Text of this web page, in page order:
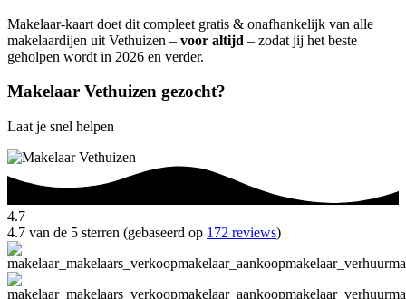
Makelaar-kaart doet dit compleet gratis & onafhankelijk van alle
makelaardijen uit Vethuizen – voor altijd – zodat jij het beste
geholpen wordt in 2026 en verder.
Makelaar Vethuizen gezocht?
Laat je snel helpen
4.7
4.7 van de 5 sterren (gebaseerd op 172 reviews)